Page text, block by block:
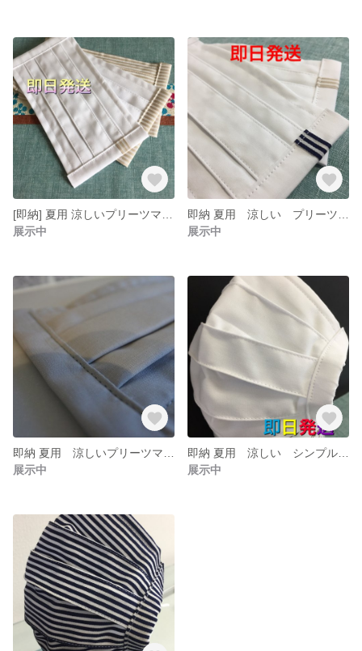
展示中
展示中
展示中
展示中